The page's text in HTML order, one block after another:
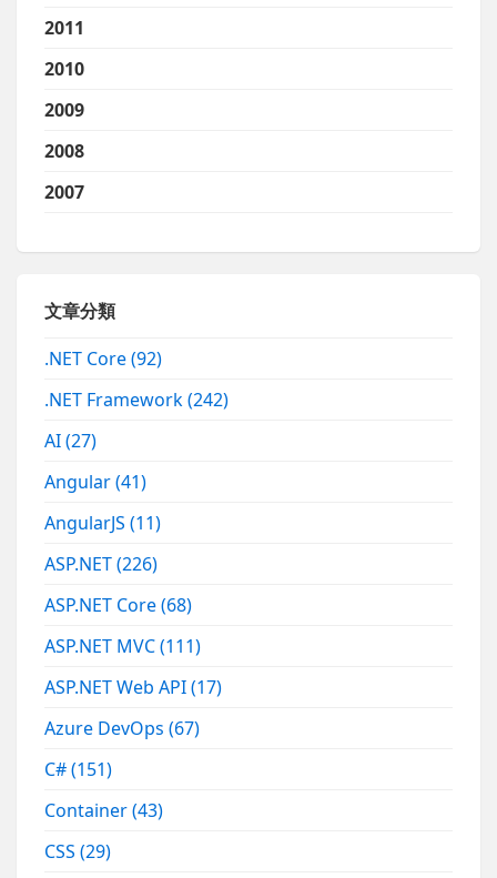
2011
2010
2009
2008
2007
文章分類
.NET Core(92)
.NET Framework(242)
AI(27)
Angular(41)
AngularJS(11)
ASP.NET(226)
ASP.NET Core(68)
ASP.NET MVC(111)
ASP.NET Web API(17)
Azure DevOps(67)
C#(151)
Container(43)
CSS(29)